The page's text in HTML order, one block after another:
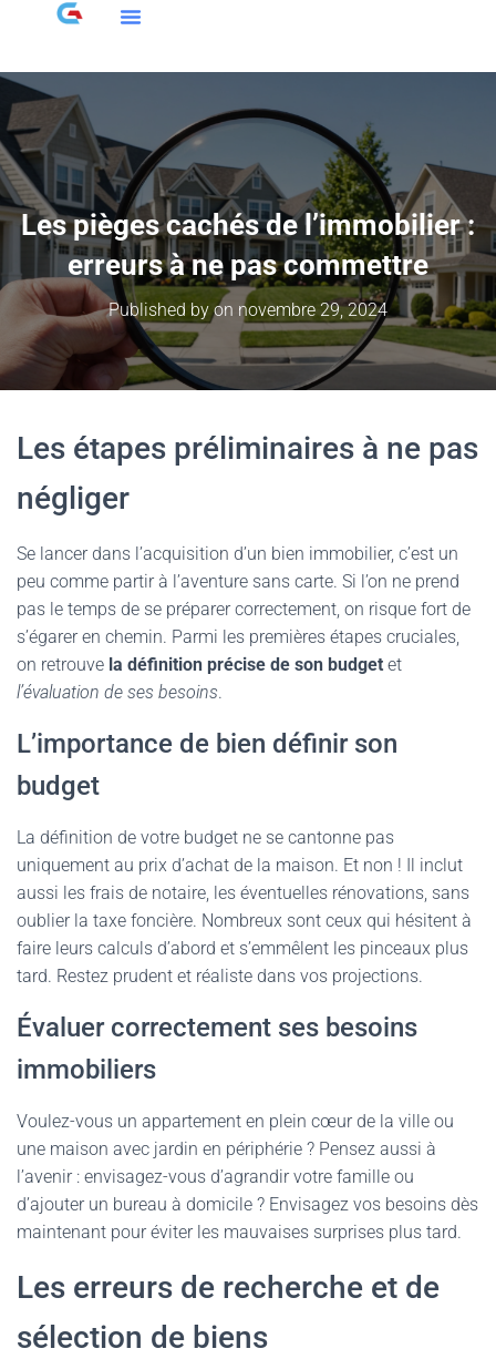
Les pièges cachés de l’immobilier :
erreurs à ne pas commettre
Published byon novembre 29, 2024
Les étapes préliminaires à ne pas
négliger
Se lancer dans l’acquisition d’un bien immobilier, c’est un
peu comme partir à l’aventure sans carte. Si l’on ne prend
pas le temps de se préparer correctement, on risque fort de
s’égarer en chemin. Parmi les premières étapes cruciales,
on retrouve la définition précise de son budget et
l’évaluation de ses besoins.
L’importance de bien définir son
budget
La définition de votre budget ne se cantonne pas
uniquement au prix d’achat de la maison. Et non ! Il inclut
aussi les frais de notaire, les éventuelles rénovations, sans
oublier la taxe foncière. Nombreux sont ceux qui hésitent à
faire leurs calculs d’abord et s’emmêlent les pinceaux plus
tard. Restez prudent et réaliste dans vos projections.
Évaluer correctement ses besoins
immobiliers
Voulez-vous un appartement en plein cœur de la ville ou
une maison avec jardin en périphérie ? Pensez aussi à
l’avenir : envisagez-vous d’agrandir votre famille ou
d’ajouter un bureau à domicile ? Envisagez vos besoins dès
maintenant pour éviter les mauvaises surprises plus tard.
Les erreurs de recherche et de
sélection de biens